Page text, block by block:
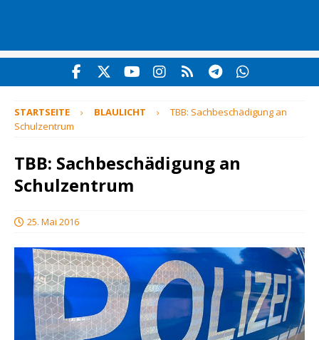
STARTSEITE BLAULICHT
TBB: Sachbeschädigung an
Schulzentrum
TBB: Sachbeschädigung an
Schulzentrum
25. Mai 2016